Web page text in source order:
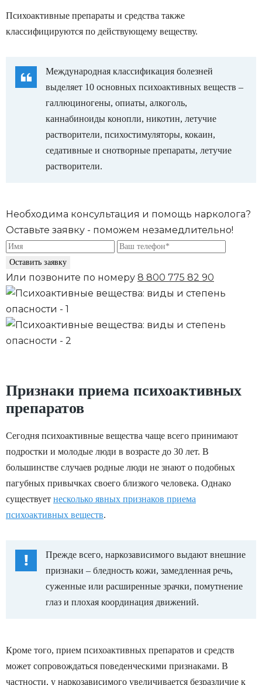
Психоактивные препараты и средства также
классифицируются по действующему веществу.
Международная классификация болезней
выделяет 10 основных психоактивных веществ –
галлюциногены, опиаты, алкоголь,
каннабиноиды конопли, никотин, летучие
растворители, психостимуляторы, кокаин,
седативные и снотворные препараты, летучие
растворители.
Необходима консультация и помощь нарколога?
Оставьте заявку - поможем незамедлительно!
Оставить заявку
Или позвоните по номеру 8 800 775 82 90
Признаки приема психоактивных
препаратов
Сегодня психоактивные вещества чаще всего принимают
подростки и молодые люди в возрасте до 30 лет. В
большинстве случаев родные люди не знают о подобных
пагубных привычках своего близкого человека. Однако
существует несколько явных признаков приема
психоактивных веществ.
Прежде всего, наркозависимого выдают внешние
признаки – бледность кожи, замедленная речь,
суженные или расширенные зрачки, помутнение
глаз и плохая координация движений.
Кроме того, прием психоактивных препаратов и средств
может сопровождаться поведенческими признаками. В
частности, у наркозависимого увеличивается безразличие к